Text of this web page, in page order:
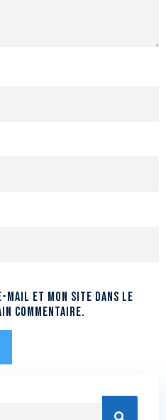
mail et mon site dans le
commentaire.